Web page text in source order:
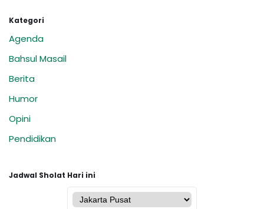
Kategori
Agenda
Bahsul Masail
Berita
Humor
Opini
Pendidikan
Jadwal Sholat Hari ini